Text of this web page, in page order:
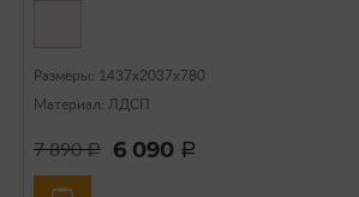
Размеры: 1437х2037х780
Материал: ЛДСП
7 890a 6 090 a